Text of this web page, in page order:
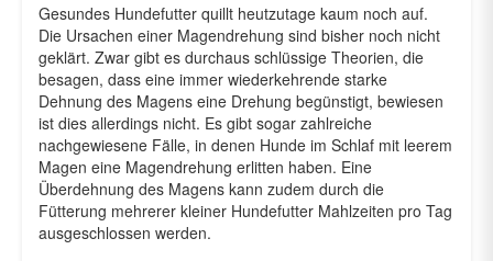
Gesundes Hundefutter quillt heutzutage kaum noch auf.
Die Ursachen einer Magendrehung sind bisher noch nicht
geklärt. Zwar gibt es durchaus schlüssige Theorien, die
besagen, dass eine immer wiederkehrende starke
Dehnung des Magens eine Drehung begünstigt, bewiesen
ist dies allerdings nicht. Es gibt sogar zahlreiche
nachgewiesene Fälle, in denen Hunde im Schlaf mit leerem
Magen eine Magendrehung erlitten haben. Eine
Überdehnung des Magens kann zudem durch die
Fütterung mehrerer kleiner Hundefutter Mahlzeiten pro Tag
ausgeschlossen werden.